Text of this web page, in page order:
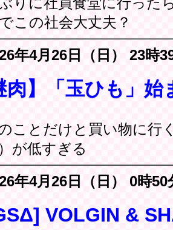
この社会大丈夫？
年4月26日（日） 23時
肉】「玉ひも」
ことだけと買い物に行
が低すぎる
年4月26日（日） 0時50
VOLGIN &